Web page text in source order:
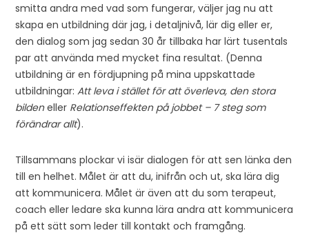
smitta andra med vad som fungerar, väljer jag nu att
skapa en utbildning där jag, i detaljnivå, lär dig eller er,
den dialog som jag sedan 30 år tillbaka har lärt tusentals
par att använda med mycket fina resultat. (Denna
utbildning är en fördjupning på mina uppskattade
utbildningar: Att leva i stället för att överleva, den stora
bildeneller Relationseffekten på jobbet – 7 steg som
förändrar allt).
Tillsammans plockar vi isär dialogen för att sen länka den
till en helhet. Målet är att du, inifrån och ut, ska lära dig
att kommunicera. Målet är även att du som terapeut,
coach eller ledare ska kunna lära andra att kommunicera
på ett sätt som leder till kontakt och framgång.